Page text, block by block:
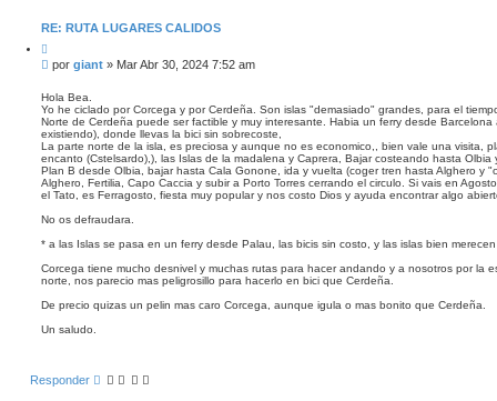
RE: RUTA LUGARES CALIDOS
i
t
r
M
n
s
a
j
e
por giant » Mar Abr 30, 2024 7:52 am
Hola Bea.
Yo he ciclado por Corcega y por Cerdeña. Son islas "demasiado" grandes, para el
Norte de Cerdeña puede ser factible y muy interesante. Habia un ferry desde
existiendo), donde llevas la bici sin sobrecoste,
La parte norte de la isla, es preciosa y aunque no es economico,, bien vale una visita,
encanto (Cstelsardo),), las Islas de la madalena y Caprera, Bajar costeando hasta
Plan B desde Olbia, bajar hasta Cala Gonone, ida y vuelta (coger tren hasta Alghero y
Alghero, Fertilia, Capo Caccia y subir a Porto Torres cerrando el circulo. Si vais en
el Tato, es Ferragosto, fiesta muy popular y nos costo Dios y ayuda encontrar algo
No os defraudara.
* a las Islas se pasa en un ferry desde Palau, las bicis sin costo, y las islas bien
Corcega tiene mucho desnivel y muchas rutas para hacer andando y a nosotros por la
norte, nos parecio mas peligrosillo para hacerlo en bici que Cerdeña.
De precio quizas un pelin mas caro Corcega, aunque igula o mas bonito que Cerdeña.
Un saludo.
Responder